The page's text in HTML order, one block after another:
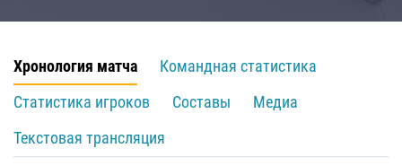
Хронология матча
Командная статистика
Статистика игроков
Составы
Медиа
Текстовая трансляция